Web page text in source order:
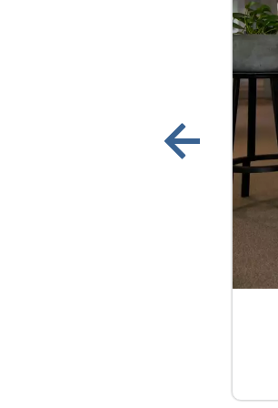
Visa föregående bild